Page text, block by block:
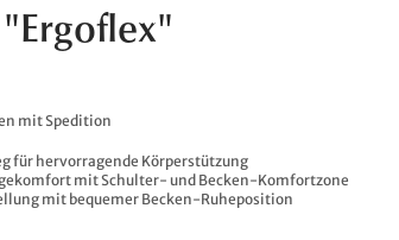
mit Spedition
für hervorragende Körperstützung
mit Schulter- und Becken-Komfortzone
mit bequemer Becken-Ruheposition